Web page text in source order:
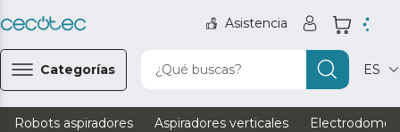
Asistencia
Categorías ¿Qué buscas? ES
Robots aspiradores Aspiradores verticales